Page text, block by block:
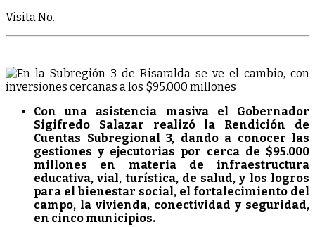
Visita No.
Con una asistencia masiva el Gobernador
Sigifredo Salazar realizó la Rendición de
Cuentas Subregional 3, dando a conocer las
gestiones y ejecutorias por cerca de $95.000
millones en materia de infraestructura
educativa, vial, turística, de salud, y los logros
para el bienestar social, el fortalecimiento del
campo, la vivienda, conectividad y seguridad,
en cinco municipios.